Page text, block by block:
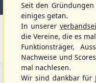
WBSC Europe
08:00 Uhr(€) Box-
Croatia vs. Greece
U-23 Baseball European
Championship B Pool 2026 -
Seit den
einiges getan.
In unserer
die Vereine, die es
Funktionsträger,
Nachweise und
mal nachlesen.
Wir sind dankbar für